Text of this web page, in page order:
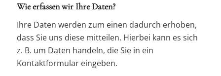
Wie erfassen wir Ihre Daten?
Ihre Daten werden zum einen dadurch erhoben,
dass Sie uns diese mitteilen. Hierbei kann es sich
z. B. um Daten handeln, die Sie in ein
Kontaktformular eingeben.